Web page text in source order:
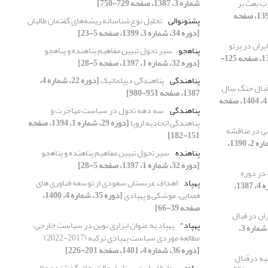
[دوره 28، شماره 2، 1393، صفحه
در پرتو
[دوره 33، شماره 4، 1398، صفحه 125-
جنگ سال
[دوره 39، شماره 4، 1404، صفحه
در مناقشه
[دوره 25، شماره 2، 1390،
دوره
[دوره 22، شماره 4، 1387،
در قبال
[دوره 32، شماره 3،
درقبال
پشتونوالی تحلیل نوع‌شناسانه ریشه‌های گفتمان طالبان
[دوره 34، شماره 3، 1399، صفحه 5-23]
پناهجو سیر تحول تبیین مفاهیم پناهنده و پناهجو
[دوره 32، شماره 1، 1397، صفحه 5-28]
پناهندگی پناهندگی دیپلماتیک [دوره 22، شماره 4،
1387، صفحه 951-980]
پناهندگی سه دهه تحول در سیاست مهاجرت و
پناهندگی اتحادیه اروپا [دوره 29، شماره 1، 1394، صفحه
151-182]
پناهنده سیر تحول تبیین مفاهیم پناهنده و پناهجو
[دوره 32، شماره 1، 1397، صفحه 5-28]
پهپاد اهداف عربستان سعودی از توسعه فناوری های
فضایی، موشکی و پهپادی [دوره 35، شماره 4، 1400،
صفحه 39-66]
پهپاد" پهپاد به عنوان ابزاری نوین در سیاست خارجی،
مطالعه موردی سیاست پهپادی ترکیه (2017-2022)
[دوره 36، شماره 4، 1401، صفحه 201-226]